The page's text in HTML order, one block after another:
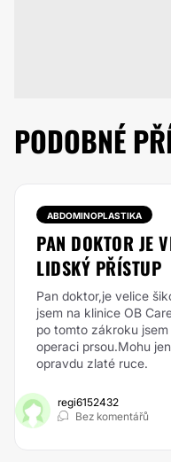
PODOBNÉ
ABDOMINOPLASTIKA
PAN DOKTOR JE
LIDSKÝ PŘÍSTUP
Pan doktor,je velice
jsem na klinice OB
po tomto zákroku
operaci prsou.Mohu
opravdu zlaté ruce.
regi6152432
Bez komentářů